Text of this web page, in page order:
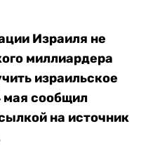
Израиля не
миллиардера
израильское
мая сообщил
на источник